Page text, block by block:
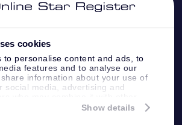
cookies
to personalise content and ads, to
features and to analyse our
information about your use of
social media, advertising and
you’ve provided to them or that
Show details
Stars
Stars App